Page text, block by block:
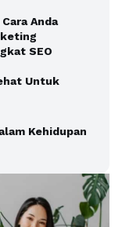
Anda
SEO
Untuk
Kehidupan